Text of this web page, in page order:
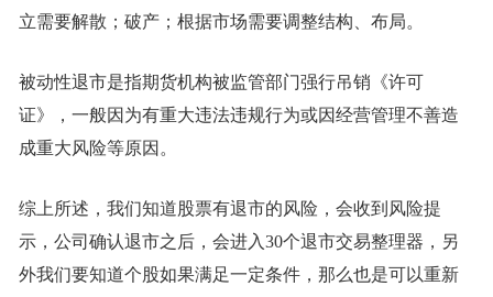
立需要解散；破产；根据市场需要调整结构、布局。
被动性退市是指期货机构被监管部门强行吊销《许可
证》，一般因为有重大违法违规行为或因经营管理不善造
成重大风险等原因。
综上所述，我们知道股票有退市的风险，会收到风险提
示，公司确认退市之后，会进入30个退市交易整理器，另
外我们要知道个股如果满足一定条件，那么也是可以重新